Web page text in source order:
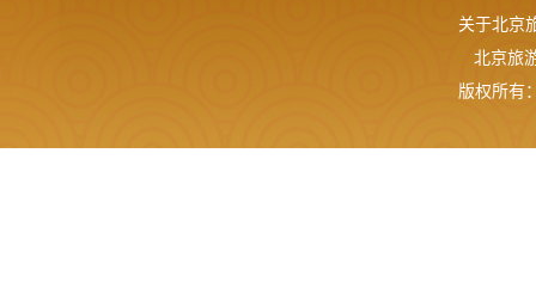
关于北京
北京旅
版权所有